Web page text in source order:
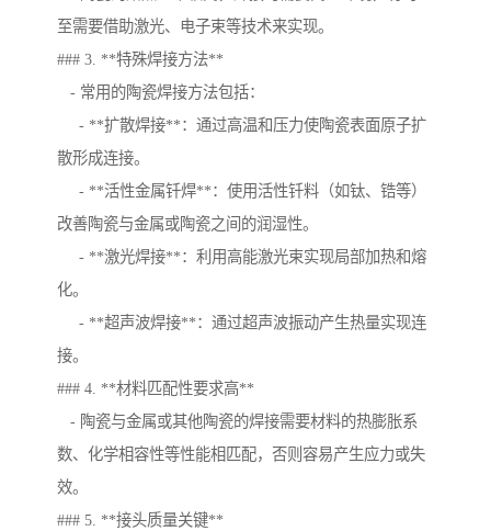
至需要借助激光、电子束等技术来实现。
### 3. **特殊焊接方法**
- 常用的陶瓷焊接方法包括：
- **扩散焊接**：通过高温和压力使陶瓷表面原子扩
散形成连接。
- **活性金属钎焊**：使用活性钎料（如钛、锆等）
改善陶瓷与金属或陶瓷之间的润湿性。
- **激光焊接**：利用高能激光束实现局部加热和熔
化。
- **超声波焊接**：通过超声波振动产生热量实现连
接。
### 4. **材料匹配性要求高**
- 陶瓷与金属或其他陶瓷的焊接需要材料的热膨胀系
数、化学相容性等性能相匹配，否则容易产生应力或失
效。
### 5. **接头质量关键**